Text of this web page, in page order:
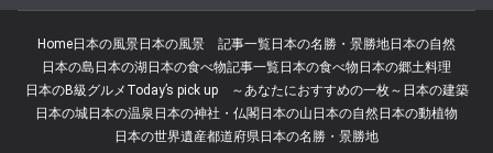
Home日本の風景日本の風景 記事一覧日本の名勝・景勝地日本の自然
日本の島 日本の湖 日本の食べ物記事一覧日本の食べ物 日本の郷土料理
日本のB級グルメ Today’s pick up ～あなたにおすすめの一枚～ 日本の建築
日本の城日本の温泉 日本の神社・仏閣 日本の山 日本の自然日本の動植物
日本の世界遺産都道府県日本の名勝・景勝地